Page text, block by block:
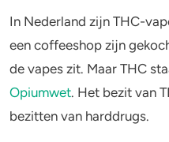
In Nederland zijn THC-
een coffeeshop zijn
de vapes zit. Maar THC
Opiumwet. Het bezit van
bezitten van harddrugs.